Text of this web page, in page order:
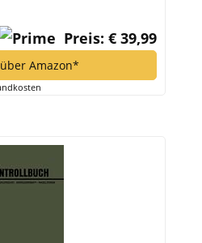
Preis: € 39,99
Amazon*